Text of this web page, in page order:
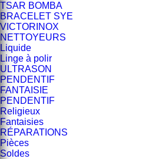
TSAR BOMBA
BRACELET SYE
VICTORINOX
NETTOYEURS
Liquide
Linge à polir
ULTRASON
PENDENTIF
FANTAISIE
PENDENTIF
Religieux
Fantaisies
RÉPARATIONS
Pièces
Soldes